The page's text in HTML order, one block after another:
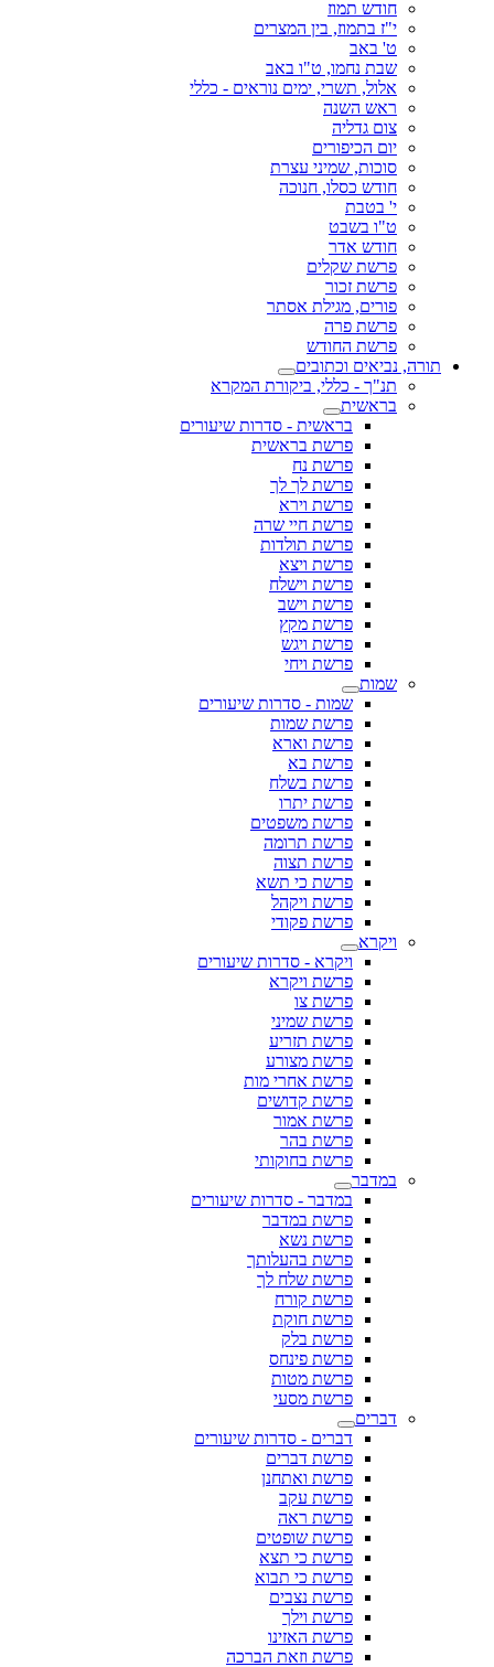
חודש תמוז
י"ז בתמוז, בין המצרים
ט' באב
שבת נחמו, ט"ו באב
אלול, תשרי, ימים נוראים - כללי
ראש השנה
צום גדליה
יום הכיפורים
סוכות, שמיני עצרת
חודש כסלו, חנוכה
י' בטבת
ט"ו בשבט
חודש אדר
פרשת שקלים
פרשת זכור
פורים, מגילת אסתר
פרשת פרה
פרשת החודש
תורה, נביאים וכתובים
תנ"ך - כללי, ביקורת המקרא
בראשית
בראשית - סדרות שיעורים
פרשת בראשית
פרשת נח
פרשת לך לך
פרשת וירא
פרשת חיי שרה
פרשת תולדות
פרשת ויצא
פרשת וישלח
פרשת וישב
פרשת מקץ
פרשת ויגש
פרשת ויחי
שמות
שמות - סדרות שיעורים
פרשת שמות
פרשת וארא
פרשת בא
פרשת בשלח
פרשת יתרו
פרשת משפטים
פרשת תרומה
פרשת תצוה
פרשת כי תשא
פרשת ויקהל
פרשת פקודי
ויקרא
ויקרא - סדרות שיעורים
פרשת ויקרא
פרשת צו
פרשת שמיני
פרשת תזריע
פרשת מצורע
פרשת אחרי מות
פרשת קדושים
פרשת אמור
פרשת בהר
פרשת בחוקותי
במדבר
במדבר - סדרות שיעורים
פרשת במדבר
פרשת נשא
פרשת בהעלותך
פרשת שלח לך
פרשת קורח
פרשת חוקת
פרשת בלק
פרשת פינחס
פרשת מטות
פרשת מסעי
דברים
דברים - סדרות שיעורים
פרשת דברים
פרשת ואתחנן
פרשת עקב
פרשת ראה
פרשת שופטים
פרשת כי תצא
פרשת כי תבוא
פרשת נצבים
פרשת וילך
פרשת האזינו
פרשת וזאת הברכה